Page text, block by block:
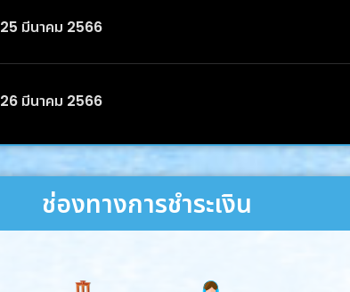
25 มีนาคม 2566
26 มีนาคม 2566
ช่องทางการชำระเงิน